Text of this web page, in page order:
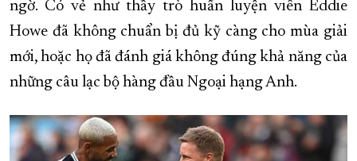
KỶ NIỆM 370 NĂM XÂY DỰNG VÀ PHÁT TRIỂN TỈNH KHÁNH HÒA
KHOẢNH KHẮC ĐẸP XỨ TRẦM
XÂY DỰNG KHÁNH HÒA TRỞ THÀNH THÀNH PHỐ TRỰC THUỘC
ĐẠI HỘI ĐẢNG CÁC CẤP TRANG CHỦ VỀ BÁO KHÁNH HÒA
ngờ. Có vẻ như thầy trò huấn luyện viên Eddie
Howe đã không chuẩn bị đủ kỹ càng cho mùa giải
mới, hoặc họ đã đánh giá không đúng khả năng của
những câu lạc bộ hàng đầu Ngoại hạng Anh.